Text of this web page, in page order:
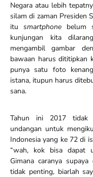
Negara atau lebih
silam di zaman Presiden
itu smartphone belum
kunjungan kita
mengambil gambar
bawaan harus dititipkan
punya satu foto
istana, itupun harus
sana.
Tahun ini 2017 tidak
undangan untuk
Indonesia yang ke 72 di
“wah, kok bisa dapat
Gimana caranya
tidak penting, biarlah